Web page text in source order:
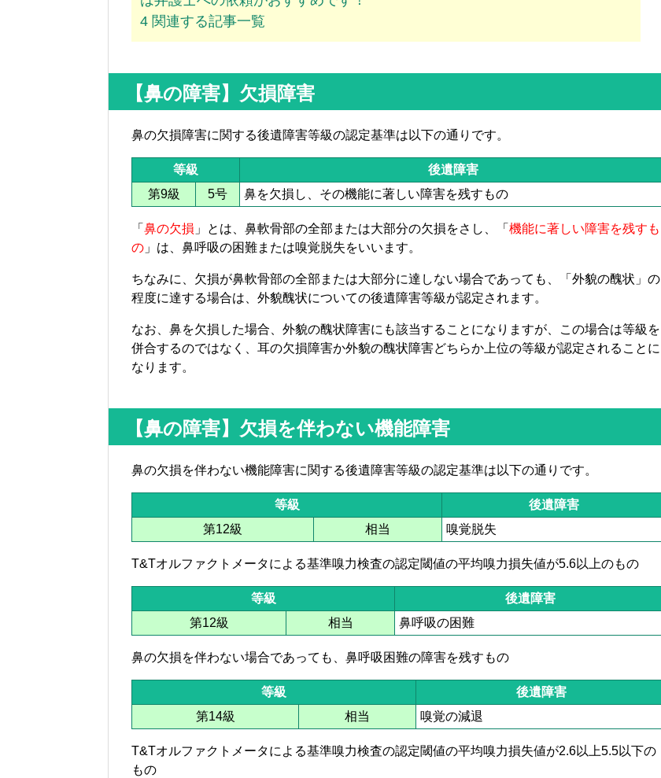
4 関連する記事一覧
【鼻の障害】欠損障害
鼻の欠損障害に関する後遺障害等級の認定基準は以下の通りです。
等級
後遺障害
第9級
5号 鼻を欠損し、その機能に著しい障害を残すもの
「 鼻の欠損 」とは、鼻軟骨部の全部または大部分の欠損をさし、「 機能に著しい障害を残すも
の 」は、鼻呼吸の困難または嗅覚脱失をいいます。
ちなみに、欠損が鼻軟骨部の全部または大部分に達しない場合であっても、「外貌の醜状」の
程度に達する場合は、外貌醜状についての後遺障害等級が認定されます。
なお、鼻を欠損した場合、外貌の醜状障害にも該当することになりますが、この場合は等級を
併合するのではなく、耳の欠損障害か外貌の醜状障害どちらか上位の等級が認定されることに
なります。
【鼻の障害】欠損を伴わない機能障害
鼻の欠損を伴わない機能障害に関する後遺障害等級の認定基準は以下の通りです。
等級
後遺障害
第12級
相当 嗅覚脱失
T&Tオルファクトメータによる基準嗅力検査の認定閾値の平均嗅力損失値が5.6以上のもの
等級
後遺障害
第12級
相当 鼻呼吸の困難
鼻の欠損を伴わない場合であっても、鼻呼吸困難の障害を残すもの
等級
後遺障害
第14級
相当 嗅覚の減退
T&Tオルファクトメータによる基準嗅力検査の認定閾値の平均嗅力損失値が2.6以上5.5以下の
もの